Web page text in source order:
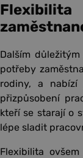
Dalším
potřeby
rodiny, a nabízí
přizpůsobení
kteří se starají o
lépe sladit
Flexibilita